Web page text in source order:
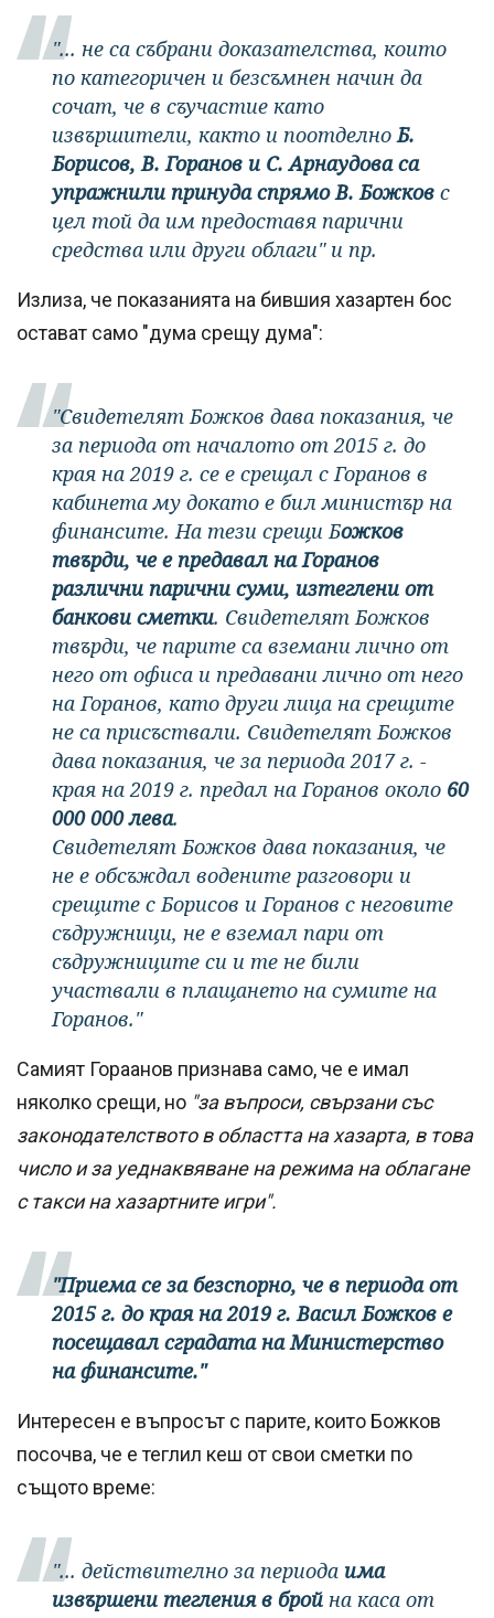
"... не са събрани доказателства, които
по категоричен и безсъмнен начин да
сочат, че в съучастие като
извършители, както и поотделноБ.
Борисов, В. Горанов и С. Арнаудова са
упражнили принуда спрямо В. Божков с
цел той да им предоставя парични
средства или други облаги" и пр.
Излиза, че показанията на бившия хазартен бос
остават само "дума срещу дума":
"Свидетелят Божков дава показания, че
за периода от началото от 2015 г. до
края на 2019 г. се е срещал с Горанов в
кабинета му докато е бил министър на
финансите. На тези срещи Божков
твърди, че е предавал на Горанов
различни парични суми, изтеглени от
банкови сметки. Свидетелят Божков
твърди, че парите са вземани лично от
него от офиса и предавани лично от него
на Горанов, като други лица на срещите
не са присъствали. Свидетелят Божков
дава показания, че за периода 2017 г. -
края на 2019 г. предал на Горанов около 60
000 000 лева.
Свидетелят Божков дава показания, че
не е обсъждал водените разговори и
срещите с Борисов и Горанов с неговите
съдружници, не е вземал пари от
съдружниците си и те не били
участвали в плащането на сумите на
Горанов."
Самият Гораанов признава само, че е имал
няколко срещи, но "за въпроси, свързани със
законодателството в областта на хазарта, в това
число и за уеднаквяване на режима на облагане
с такси на хазартните игри".
"Приема се за безспорно, че в периода от
2015 г. до края на 2019 г. Васил Божков е
посещавал сградата на Министерство
на финансите."
Интересен е въпросът с парите, които Божков
посочва, че е теглил кеш от свои сметки по
същото време:
"... действително за периода има
извършени тегления в брой на каса от